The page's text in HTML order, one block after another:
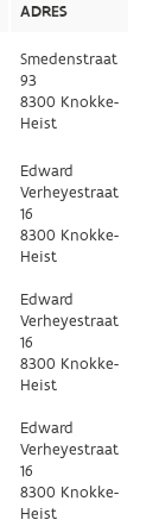
ADRES
Smedenstraat
93
8300 Knokke-
Heist
Edward
Verheyestraat
16
8300 Knokke-
Heist
Edward
Verheyestraat
16
8300 Knokke-
Heist
Edward
Verheyestraat
16
8300 Knokke-
Heist